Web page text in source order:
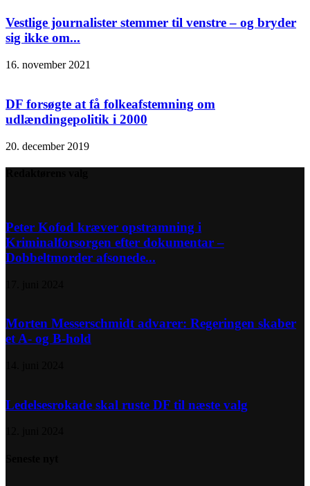
Vestlige journalister stemmer til venstre – og bryder
sig ikke om...
16. november 2021
DF forsøgte at få folkeafstemning om
udlændingepolitik i 2000
20. december 2019
Peter Kofod kræver opstramning i
Kriminalforsorgen efter dokumentar –
Dobbeltmorder afsonede...
Morten Messerschmidt advarer: Regeringen skaber
et A- og B-hold
Ledelsesrokade skal ruste DF til næste valg